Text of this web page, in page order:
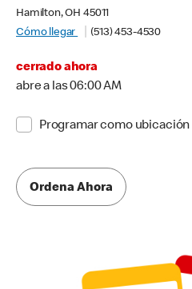
Hamilton, OH 45011
Cómo llegar
(513) 453-4530
cerrado ahora
abre a las 06:00 AM
Programar como
Ordena Ahora